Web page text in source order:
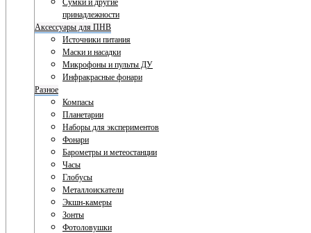
Сумки и другие
принадлежности
Аксессуары для ПНВ
Источники питания
Маски и насадки
Микрофоны и пульты ДУ
Инфракрасные фонари
Разное
Компасы
Планетарии
Наборы для экспериментов
Фонари
Барометры и метеостанции
Часы
Глобусы
Металлоискатели
Экшн-камеры
Зонты
Фотоловушки